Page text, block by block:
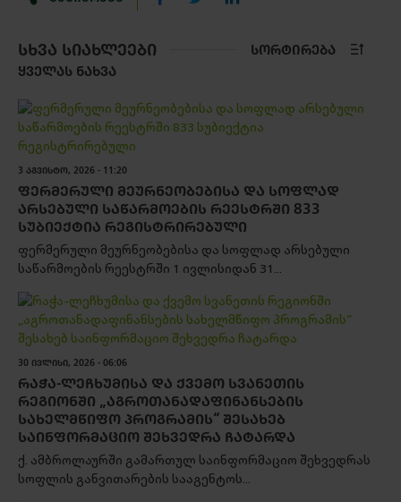
ᲡᲮᲕᲐ ᲡᲘᲐᲮᲚᲔᲔᲑᲘ
ᲡᲝᲠᲢᲘᲠᲔᲑᲐ
ᲧᲕᲔᲚᲐᲡ ᲜᲐᲮᲕᲐ
3 ᲐᲒᲕᲘᲡᲢᲝ, 2026 - 11:20
ᲤᲔᲠᲛᲔᲠᲣᲚᲘ ᲛᲔᲣᲠᲜᲔᲝᲑᲔᲑᲘᲡᲐ ᲓᲐ ᲡᲝᲤᲚᲐᲓ
ᲐᲠᲡᲔᲑᲣᲚᲘ ᲡᲐᲬᲐᲠᲛᲝᲔᲑᲘᲡ ᲠᲔᲔᲡᲢᲠᲨᲘ 833
ᲡᲣᲑᲘᲔᲥᲢᲘᲐ ᲠᲔᲒᲘᲡᲢᲠᲘᲠᲔᲑᲣᲚᲘ
ფერმერული მეურნეობებისა და სოფლად არსებული
საწარმოების რეესტრში 1 ივლისიდან 31...
30 ᲘᲕᲚᲘᲡᲘ, 2026 - 06:06
ᲠᲐᲭᲐ-ᲚᲔᲩᲮᲣᲛᲘᲡᲐ ᲓᲐ ᲥᲕᲔᲛᲝ ᲡᲕᲐᲜᲔᲗᲘᲡ
ᲠᲔᲒᲘᲝᲜᲨᲘ „ᲐᲒᲠᲝᲗᲐᲜᲐᲓᲐᲤᲘᲜᲐᲜᲡᲔᲑᲘᲡ
ᲡᲐᲮᲔᲚᲛᲬᲘᲤᲝ ᲞᲠᲝᲒᲠᲐᲛᲘᲡ“ ᲨᲔᲡᲐᲮᲔᲑ
ᲡᲐᲘᲜᲤᲝᲠᲛᲐᲪᲘᲝ ᲨᲔᲮᲕᲔᲓᲠᲐ ᲩᲐᲢᲐᲠᲓᲐ
ქ. ამბროლაურში გამართულ საინფორმაციო შეხვედრას
სოფლის განვითარების სააგენტოს...